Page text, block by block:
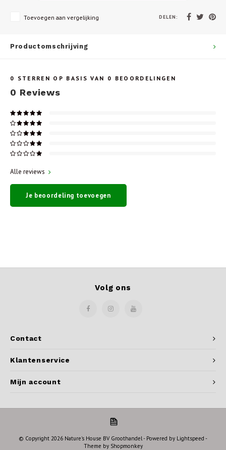
Toevoegen aan vergelijking DELEN:
Productomschrijving
0 STERREN OP BASIS VAN 0 BEOORDELINGEN
0 Reviews
Alle reviews
Je beoordeling toevoegen
Contact
Volg ons
Klantenservice
Mijn account
© Copyright 2026 Nature's House BV Groothandel - Powered by Lightspeed -
Theme by Shopmonkey